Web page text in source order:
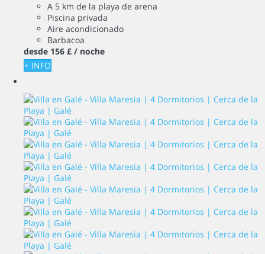
A 5 km de la playa de arena
Piscina privada
Aire acondicionado
Barbacoa
desde 156 £ / noche
+ INFO